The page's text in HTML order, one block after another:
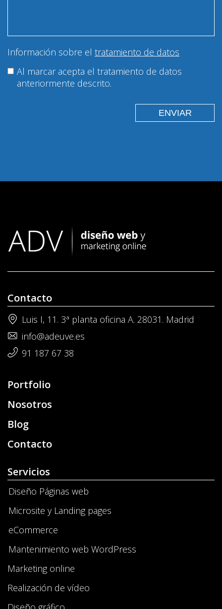
Información sobre el tratamiento de datos
Al marcar acepta el tratamiento de datos
anteriormente descrito.
Contacto
Luis I, 11. 3ª planta oficina A. 28031. Madrid
info@adeuve.es
91 187 67 38
Portfolio
Nosotros
Blog
Contacto
Servicios
Diseño Páginas web
Microsite y Landing pages
eCommerce
Mantenimiento web WordPress
Marketing online
Realización de vídeo